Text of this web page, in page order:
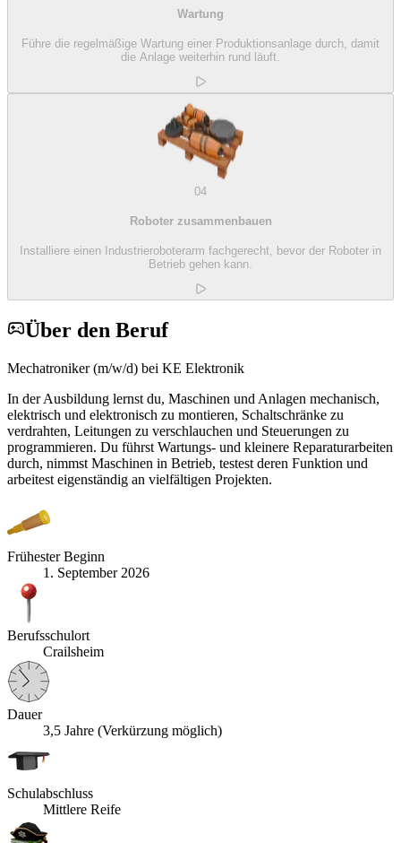
Wartung
Führe die regelmäßige Wartung einer Produktionsanlage durch, damit
die Anlage weiterhin rund läuft.
04
Roboter zusammenbauen
Installiere einen Industrieroboterarm fachgerecht, bevor der Roboter in
Betrieb gehen kann.
Über den Beruf
Mechatroniker (m/w/d) bei KE Elektronik
In der Ausbildung lernst du, Maschinen und Anlagen mechanisch,
elektrisch und elektronisch zu montieren, Schaltschränke zu
verdrahten, Leitungen zu verschlauch­en und Steuerungen zu
programmieren. Du führst Wartungs- und kleinere Reparaturarbeiten
durch, nimmst Maschinen in Betrieb, testest deren Funktion und
arbeitest eigenständig an vielfältigen Projekten.
Frühester Beginn
1. September 2026
Berufsschulort
Crailsheim
Dauer
3,5 Jahre (Verkürzung möglich)
Schulabschluss
Mittlere Reife